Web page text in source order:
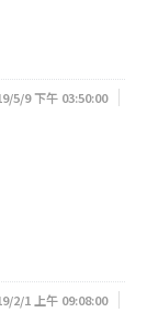
5/9 下午 03:50:00
2/1 上午 09:08:00